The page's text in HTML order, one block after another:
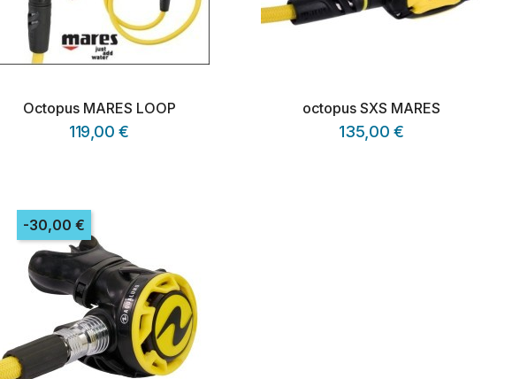
Octopus MARES LOOP
119,00 €
octopus SXS MARES
135,00 €
-30,00 €